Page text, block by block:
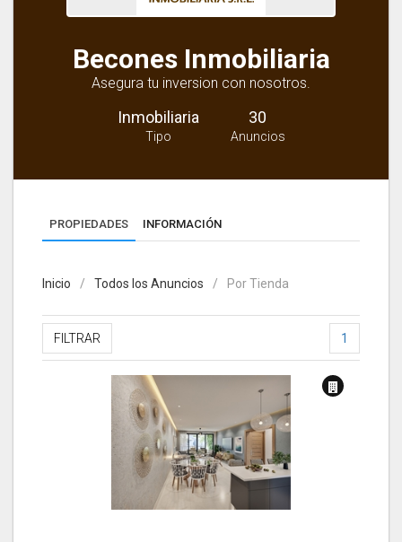
Becones Inmobiliaria
Asegura tu inversion con nosotros.
Inmobiliaria
Tipo
30
Anuncios
PROPIEDADES INFORMACIÓN
Inicio Todos los Anuncios Por Tienda
FILTRAR 1